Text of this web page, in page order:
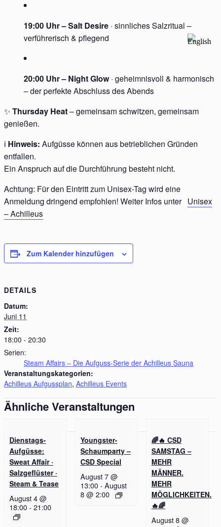
19:00 Uhr – Salt Desire · sinnliches Salzritual –
verführerisch & pflegend
20:00 Uhr – Night Glow· geheimnisvoll & harmonisch
– der perfekte Abschluss des Abends
✨ Thursday Heat– gemeinsam schwitzen, gemeinsam
genießen.
ℹ️ Hinweis: Aufgüsse können aus betrieblichen Gründen
entfallen.
Ein Anspruch auf die Durchführung besteht nicht.
Achtung: Für den Eintritt zum Unisex-Tag wird eine
Anmeldung dringend empfohlen! Weiter Infos unter Unisex
– Achilleus
Zum Kalender hinzufügen
DETAILS
Datum:
Juni 11
Zeit:
18:00 - 20:30
Serien:
Steam Affairs – Die Aufguss-Serie der Achilleus Sauna
Veranstaltungskategorien:
Achilleus Aufgussplan, Achilleus Events
Ähnliche Veranstaltungen
Dienstags-
Aufgüsse:
Sweat Affair ·
Salzgeflüster ·
Steam & Tease
August 4 @
18:00- 21:00
Youngster-
Schaumparty –
CSD Special
August 7 @
13:00- August
8 @ 2:00
🌈🔥 CSD
SAMSTAG –
MEHR
MÄNNER.
MEHR
MÖGLICHKEITEN.
🔥🌈
August 8 @